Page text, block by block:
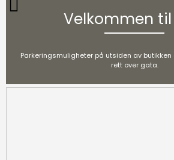
Velkommen til
Parkeringsmuligheter på utsiden av
rett over gata.